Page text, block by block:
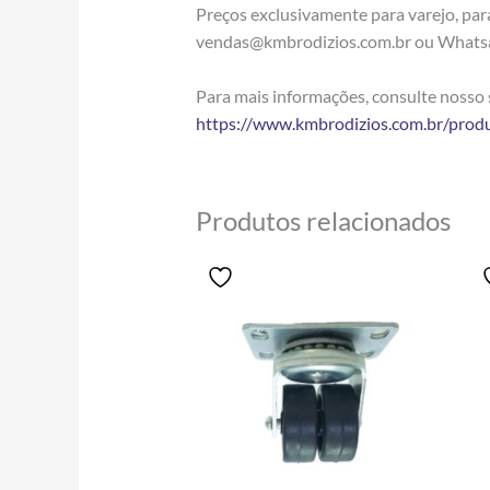
Preços exclusivamente para varejo,
vendas@kmbrodizios.com.br ou
Para mais informações, consulte nosso
https://www.kmbrodizios.com.br/
Produtos relacionados
through
R$81.30
tem
várias
variantes.
As
opções